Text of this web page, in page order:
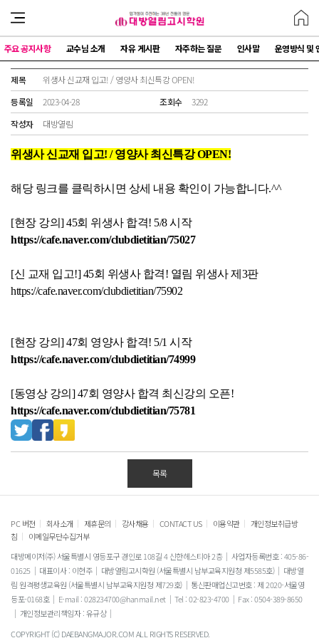
주요 공지사항 교수님 소개 자유 게시판 자주하는 질문 인사말 운영방식 및
제목
위생사 신교재 입고! / 영양사 최신특강 OPEN!
등록일
2023-04-28 조회수
3292
작성자
대방열림
위생사 신교재 입고! / 영양사 최신특강 OPEN!
해당 링크를 클릭하시면 상세 내용 확인이 가능합니다.^^
[현장 강의] 45회 위생사 합격! 5/8 시작
https://cafe.naver.com/clubdietitian/75027
[신 교재 입고!] 45회 위생사 합격! 열림 위생사 제3판
https://cafe.naver.com/clubdietitian/75902
[현장 강의] 47회 영양사 합격! 5/1 시작
https://cafe.naver.com/clubdietitian/74999
[동영상 강의] 47회 영양사 합격 최신강의 오픈!
https://cafe.naver.com/clubdietitian/75781
목록
PC 버전 | 회사소개 | 제휴문의 | 강사채용 | CONTACT US | 이용약관 | 개인정보취급방
침 | 이메일무단수집거부
대방메이저(주) 서울특별시 영등포구 경인로 108길 4 신한헤스티아 2층
사업자등록번호 : 405-86-
01625
대표이사 : 이현주 대방열림고시학원 (서울특별시 남부교육지원청 제5585호)
대방열
림 원격평생교육원 (서울특별시 남부교육지원청 제729호)
통신판매업신고번호 : 제 2020-서울영
등포-0168호
E-mail : 028234700@hanmail.net Tel : 02-823-4700
Fax : 0504-389-8650
개인정보관리책임자 : 유규상
COPYRIGHT (C) DAEBANGMAJOR.COM ALL RIGHTS RESERVED.